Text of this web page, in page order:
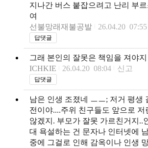
지나간 버스 붙잡으려고 난리 부
여
선불망래재불공발
26.04.20 07:55
답댓글
그래 본인의 잘못은 책임을 져야지
ICHKIE
26.04.20 08:04 신고
답댓글
남은 인생 조졌네 ㅡㅡ; 저거 평생
전이야....주위 친구들도 앞으로 저
않겠지. 부모가 잘못 가르친거지..
대 욕설하는 건 문자나 인터넷에
중에 그걸로 인해 감옥이나 인생